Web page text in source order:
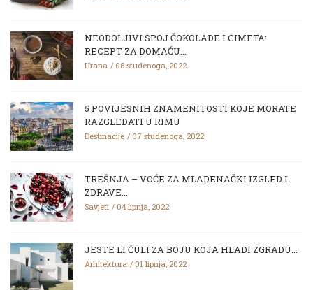
NEODOLJIVI SPOJ ČOKOLADE I CIMETA:
RECEPT ZA DOMAĆU...
Hrana 08 studenoga, 2022
5 POVIJESNIH ZNAMENITOSTI KOJE MORATE
RAZGLEDATI U RIMU
Destinacije 07 studenoga, 2022
TREŠNJA – VOĆE ZA MLADENAČKI IZGLED I
ZDRAVE...
Savjeti 04 lipnja, 2022
JESTE LI ČULI ZA BOJU KOJA HLADI ZGRADU...
Arhitektura 01 lipnja, 2022